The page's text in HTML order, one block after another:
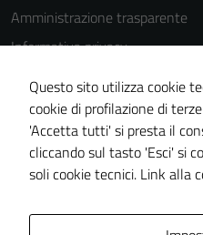
Amministrazione trasparente
Informativa privacy
Cookie Policy
Note legali
Dichiarazione di accessibilità
Piano di miglioramento del sito
Questo sito utilizza cookie
cookie di profilazione di
'Accetta tutti' si presta il
cliccando sul tasto 'Esci' si
soli cookie tecnici. Link alla